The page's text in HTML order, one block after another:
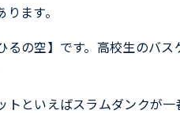
ます。
るの空】です。高校生のバ
トといえばスラムダンクが